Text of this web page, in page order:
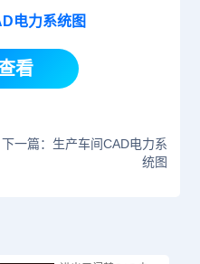
电力系统图
看
下一篇：生产车间CAD电力系
统图